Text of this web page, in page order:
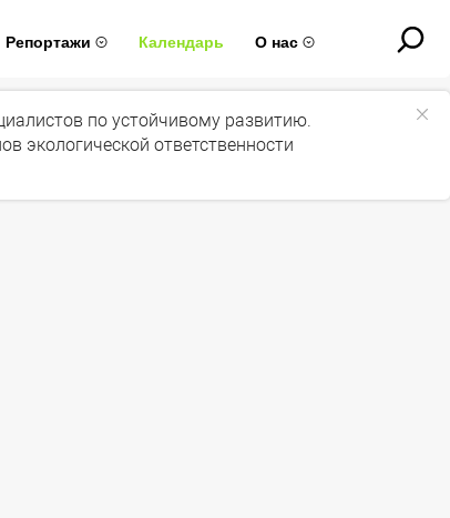
Репортажи Календарь О нас
по устойчивому развитию.
экологической ответственности